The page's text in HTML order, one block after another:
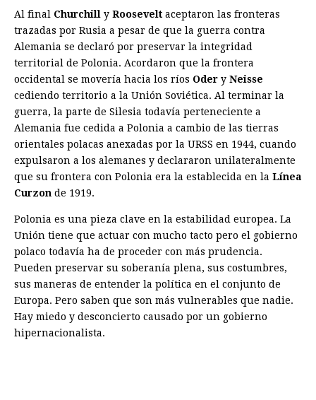
Al final Churchill y Roosevelt aceptaron las fronteras
trazadas por Rusia a pesar de que la guerra contra
Alemania se declaró por preservar la integridad
territorial de Polonia. Acordaron que la frontera
occidental se movería hacia los ríos Oder y Neisse
cediendo territorio a la Unión Soviética. Al terminar la
guerra, la parte de Silesia todavía perteneciente a
Alemania fue cedida a Polonia a cambio de las tierras
orientales polacas anexadas por la URSS en 1944, cuando
expulsaron a los alemanes y declararon unilateralmente
que su frontera con Polonia era la establecida en la Línea
Curzon de 1919.
Polonia es una pieza clave en la estabilidad europea. La
Unión tiene que actuar con mucho tacto pero el gobierno
polaco todavía ha de proceder con más prudencia.
Pueden preservar su soberanía plena, sus costumbres,
sus maneras de entender la política en el conjunto de
Europa. Pero saben que son más vulnerables que nadie.
Hay miedo y desconcierto causado por un gobierno
hipernacionalista.